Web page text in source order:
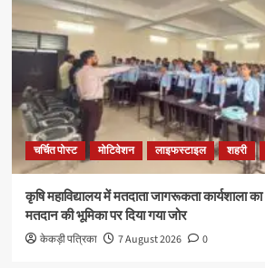
चर्चित पोस्ट मोटिवेशन लाइफस्टाइल शहरी
कृषि महाविद्यालय में मतदाता जागरूकता
मतदान की भूमिका पर दिया गया जोर
केकड़ी पत्रिका 7 August 2026 0